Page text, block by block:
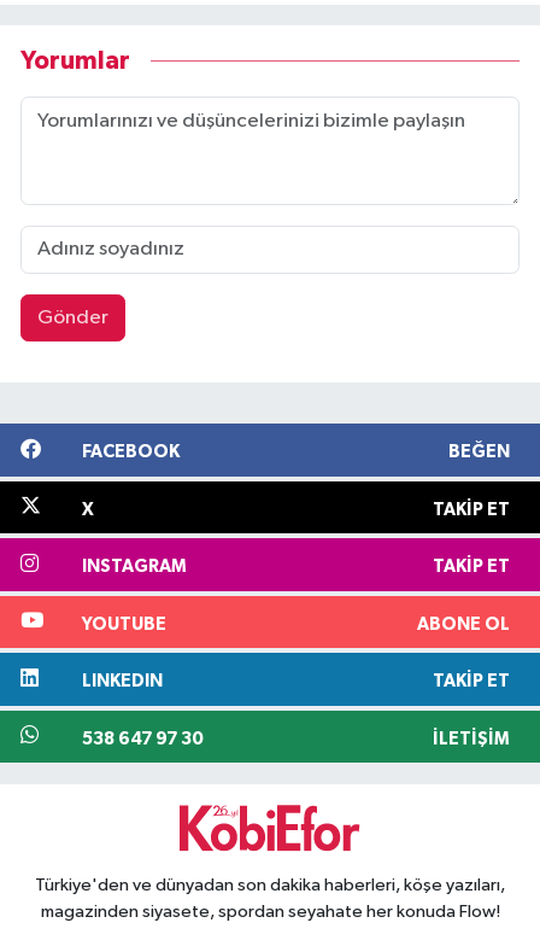
Yorumlar
Gönder
FACEBOOK BEĞEN
X TAKIP ET
INSTAGRAM TAKIP ET
YOUTUBE ABONE OL
LINKEDIN TAKIP ET
538 647 97 30 İLETIŞIM
Türkiye'den ve dünyadan son dakika haberleri, köşe yazıları,
magazinden siyasete, spordan seyahate her konuda Flow!